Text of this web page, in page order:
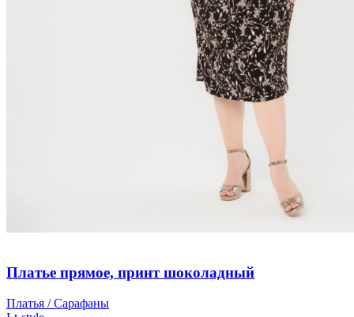
Платье прямое, принт шоколадный
Платья / Сарафаны